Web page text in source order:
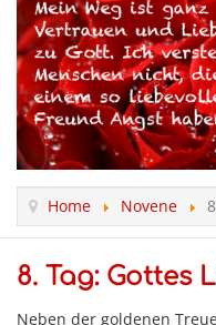
Home Novene
8. Tag: Gottes
Neben der goldenen